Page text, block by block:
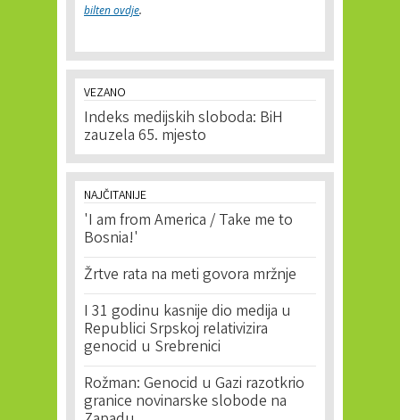
bilten ovdje.
VEZANO
Indeks medijskih sloboda: BiH
zauzela 65. mjesto
NAJČITANIJE
'I am from America / Take me to
Bosnia!'
Žrtve rata na meti govora mržnje
I 31 godinu kasnije dio medija u
Republici Srpskoj relativizira
genocid u Srebrenici
Rožman: Genocid u Gazi razotkrio
granice novinarske slobode na